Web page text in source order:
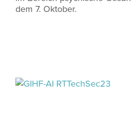
dem 7. Oktober.